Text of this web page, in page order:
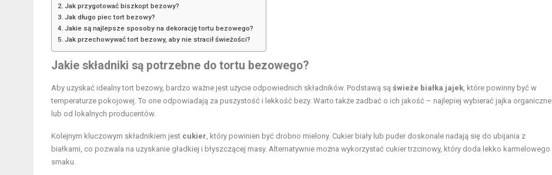
Jak przygotować biszkopt bezowy?
Jak długo piec tort bezowy?
Jakie są najlepsze sposoby na dekorację tortu bezowego?
Jak przechowywać tort bezowy, aby nie stracił świeżości?
Jakie składniki są potrzebne do tortu bezowego?
Aby uzyskać idealny tort bezowy, bardzo ważne jest użycie odpowiednich składników. Podstawą są świeże białka jajek, które powinny być w
temperaturze pokojowej. To one odpowiadają za puszystość i lekkość bezy. Warto także zadbać o ich jakość – najlepiej wybierać jajka organiczne
lub od lokalnych producentów.
Kolejnym kluczowym składnikiem jest cukier, który powinien być drobno mielony. Cukier biały lub puder doskonale nadają się do ubijania z
białkami, co pozwala na uzyskanie gładkiej i błyszczącej masy. Alternatywnie można wykorzystać cukier trzcinowy, który doda lekko karmelowego
smaku.